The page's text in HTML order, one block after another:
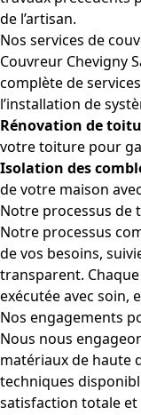
de l’artisan.
Nos services de
Couvreur Chevigny
complète de
l’installation de
Rénovation de
votre toiture pour
Isolation des
de votre maison
Notre processus de
Notre processus
de vos besoins,
transparent.
exécutée avec soin,
Nos engagements
Nous nous
matériaux de haute
techniques
satisfaction totale